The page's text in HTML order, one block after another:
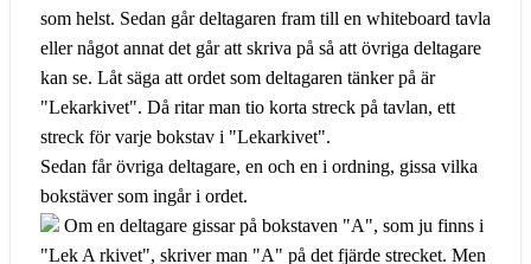
som helst. Sedan går deltagaren fram till en whiteboard tavla
eller något annat det går att skriva på så att övriga deltagare
kan se. Låt säga att ordet som deltagaren tänker på är
"Lekarkivet". Då ritar man tio korta streck på tavlan, ett
streck för varje bokstav i "Lekarkivet".
Sedan får övriga deltagare, en och en i ordning, gissa vilka
bokstäver som ingår i ordet.
Om en deltagare gissar på bokstaven "A", som ju finns i
"Lek A rkivet", skriver man "A" på det fjärde strecket. Men